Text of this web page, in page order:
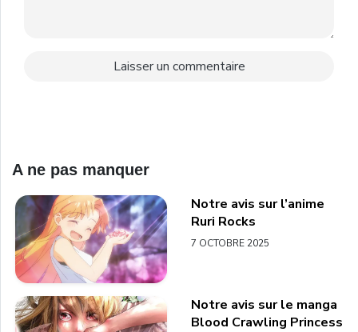
A ne pas manquer
Notre avis sur l’anime
Ruri Rocks
7 OCTOBRE 2025
Notre avis sur le manga
Blood Crawling Princess